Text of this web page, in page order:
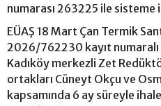
numarası 263225 ile sisteme
EÜAŞ 18 Mart Çan Termik
2026/762230 kayıt
Kadıköy merkezli Zet
ortakları Cüneyt Okçu ve
kapsamında 6 ay süreyle